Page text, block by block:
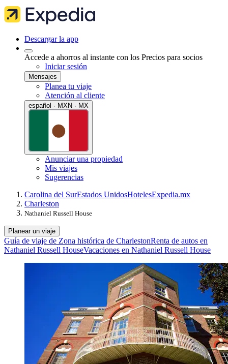
Descargar la app
Accede a ahorros al instante con los Precios para socios
Iniciar sesión
Mensajes
Planea tu viaje
Atención al cliente
español · MXN · MX
Anunciar una propiedad
Mis viajes
Sugerencias
Carolina del SurEstados UnidosHotelesExpedia.mx
Charleston
Nathaniel Russell House
Planear un viaje
Guía de viaje de Zona histórica de CharlestonRenta de autos en
Nathaniel Russell HouseVacaciones en Nathaniel Russell House